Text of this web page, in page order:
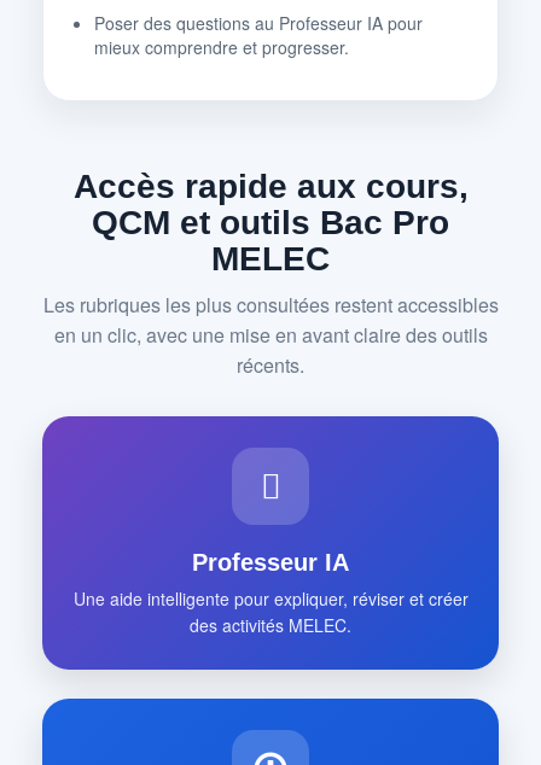
Poser des questions au Professeur IA pour
mieux comprendre et progresser.
Accès rapide aux cours,
QCM et outils Bac Pro
MELEC
Les rubriques les plus consultées restent accessibles
en un clic, avec une mise en avant claire des outils
récents.
Professeur IA
Une aide intelligente pour expliquer, réviser et créer
des activités MELEC.